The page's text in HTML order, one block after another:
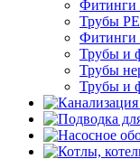
Фитинги
Трубы
Фитинги
Трубы и
Трубы
Трубы и